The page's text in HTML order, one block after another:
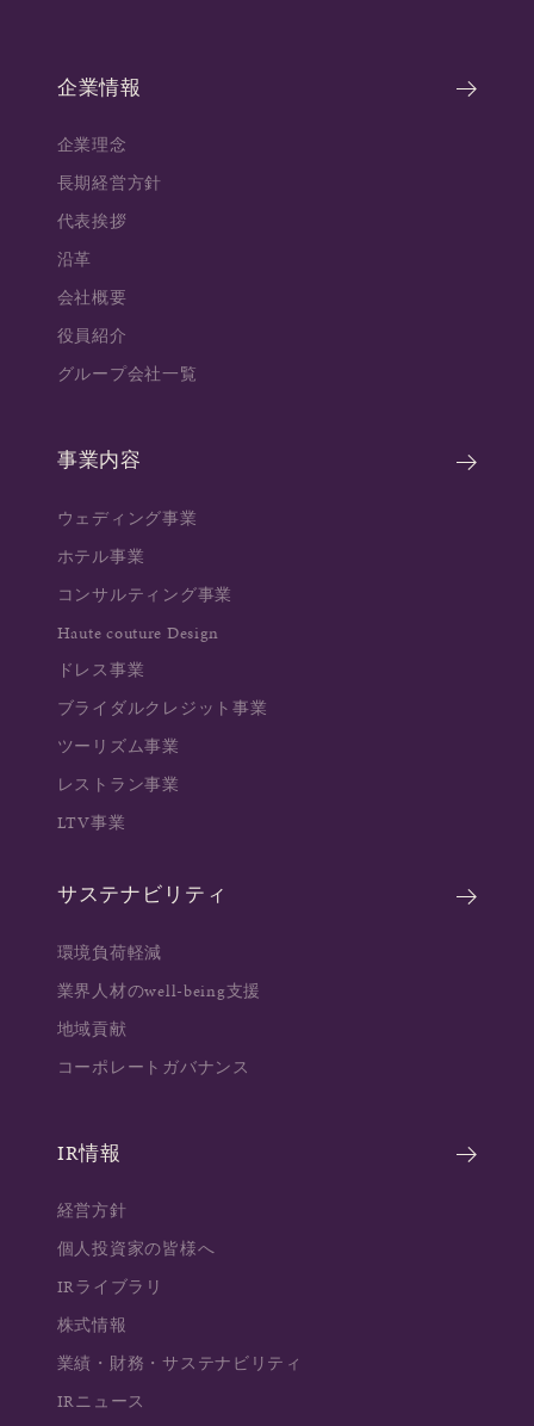
企業情報
企業理念
長期経営方針
代表挨拶
沿革
会社概要
役員紹介
グループ会社一覧
事業内容
ウェディング事業
ホテル事業
コンサルティング事業
Haute couture Design
ドレス事業
ブライダルクレジット事業
ツーリズム事業
レストラン事業
LTV事業
サステナビリティ
環境負荷軽減
業界人材のwell-being支援
地域貢献
コーポレートガバナンス
IR情報
経営方針
個人投資家の皆様へ
IRライブラリ
株式情報
業績・財務・サステナビリティ
IRニュース